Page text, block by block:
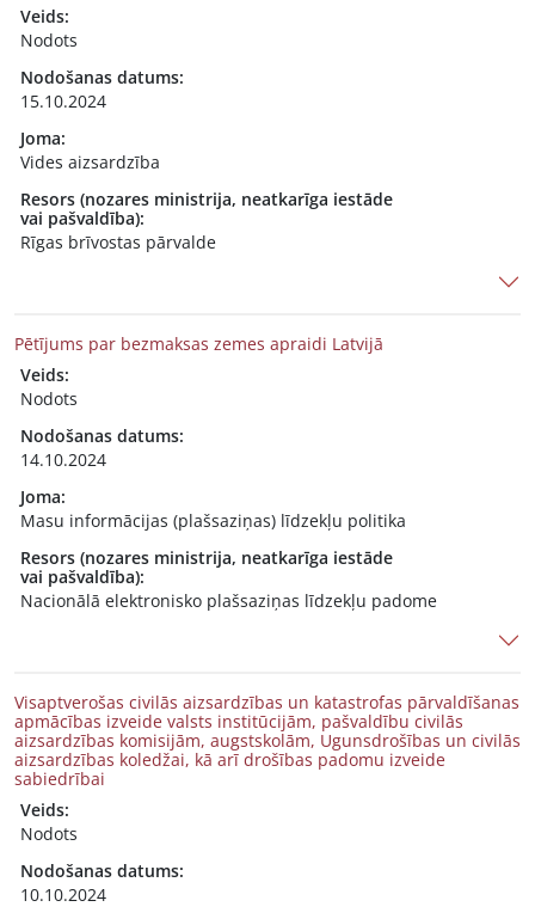
Veids:
Nodots
Nodošanas datums:
15.10.2024
Joma:
Vides aizsardzība
Resors (nozares ministrija, neatkarīga iestāde
vai pašvaldība):
Rīgas brīvostas pārvalde
Pētījums par bezmaksas zemes apraidi Latvijā
Veids:
Nodots
Nodošanas datums:
14.10.2024
Joma:
Masu informācijas (plašsaziņas) līdzekļu politika
Resors (nozares ministrija, neatkarīga iestāde
vai pašvaldība):
Nacionālā elektronisko plašsaziņas līdzekļu padome
Visaptverošas civilās aizsardzības un katastrofas pārvaldīšanas
apmācības izveide valsts institūcijām, pašvaldību civilās
aizsardzības komisijām, augstskolām, Ugunsdrošības un civilās
aizsardzības koledžai, kā arī drošības padomu izveide
sabiedrībai
Veids:
Nodots
Nodošanas datums:
10.10.2024